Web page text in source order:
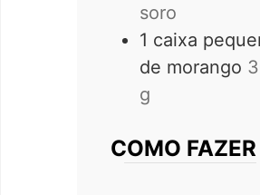
soro
1 caixa
de morango
g
COMO FAZER